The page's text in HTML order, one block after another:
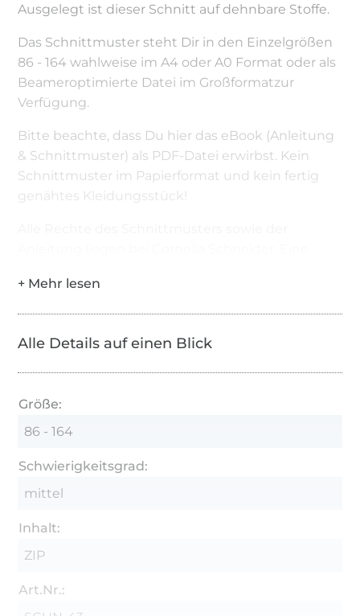
Ausgelegt ist dieser Schnitt auf dehnbare Stoffe.
Das Schnittmuster steht Dir in den Einzelgrößen
86 - 164 wahlweise im A4 oder A0 Format oder als
Beameroptimierte Datei im Großformatzur
Verfügung.
Bitte beachte, dass Du hier das eBook (Anleitung
& Schnittmuster) als PDF-Datei erwirbst. Kein
Schnittmuster im Papierformat und kein fertig
genähtes Kleidungsstück!
untersagt. Eine gewerbliche Nutzung ist mit
Alle Details auf einen Blick
Größe:
86 - 164
Schwierigkeitsgrad:
mittel
Inhalt:
ZIP
Art.Nr.: